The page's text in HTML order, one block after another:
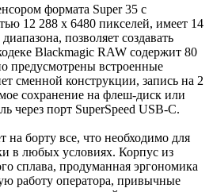
формата Super 35 с
12 288 x 6480 пикселей, имеет 14
позволяет создавать
Blackmagic RAW содержит 80
предусмотрены встроенные
сменной конструкции, запись на 2
сохранение на флеш-диск или
через порт SuperSpeed USB‑C.
борту все, что необходимо для
в любых условиях. Корпус из
сплава, продуманная эргономика
работу оператора, привычные